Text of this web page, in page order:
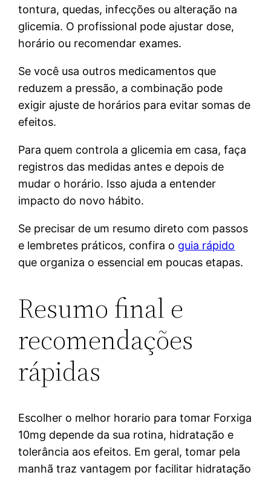
tontura, quedas, infecções ou alteração na
glicemia. O profissional pode ajustar dose,
horário ou recomendar exames.
Se você usa outros medicamentos que
reduzem a pressão, a combinação pode
exigir ajuste de horários para evitar somas de
efeitos.
Para quem controla a glicemia em casa, faça
registros das medidas antes e depois de
mudar o horário. Isso ajuda a entender
impacto do novo hábito.
Se precisar de um resumo direto com passos
e lembretes práticos, confira o guia rápido
que organiza o essencial em poucas etapas.
Resumo final e
recomendações
rápidas
Escolher o melhor horario para tomar Forxiga
10mg depende da sua rotina, hidratação e
tolerância aos efeitos. Em geral, tomar pela
manhã traz vantagem por facilitar hidratação